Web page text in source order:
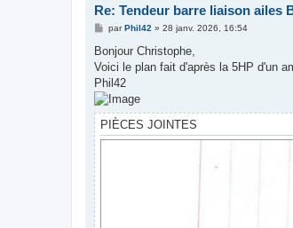
Re: Tendeur barre liaison ailes
M
s
a
g
e
parPhil42 » 28 janv. 2026, 16:54
Bonjour Christophe,
Voici le plan fait d'après la 5HP d'un
Phil42
PIÈCES JOINTES